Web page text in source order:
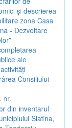
și descrierea
zona Casa
- Dezvoltare
ale
Consiliului
nr.
din inventarul
Slatina,